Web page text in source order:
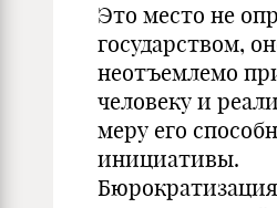
Это место не
государством,
неотъемлемо
человеку и
меру его
инициативы.